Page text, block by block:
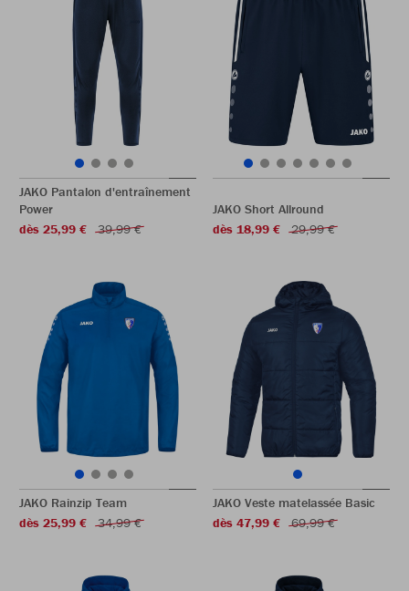
JAKO Pantalon d'entraînement
Power
dès 25,99 €
39,99 €
JAKO Short Allround
dès 18,99 €
29,99 €
JAKO Rainzip Team
dès 25,99 €
34,99 €
JAKO Veste matelassée Basic
dès 47,99 €
69,99 €